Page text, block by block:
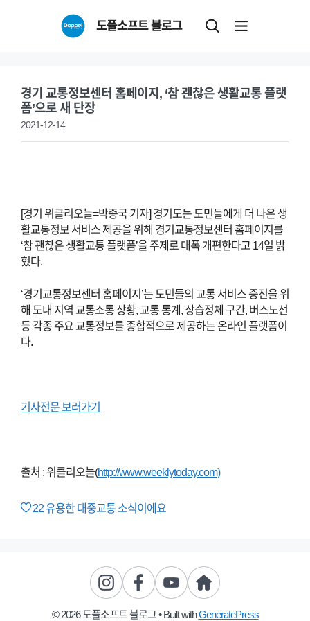
도플소프트 블로그
경기 교통정보센터 홈페이지, ‘참 괜찮은 생활교통 플랫
폼’으로 새 단장
2021-12-14
[경기 위클리오늘=박종국 기자] 경기도는 도민들에게 더 나은 생
활교통정보 서비스 제공을 위해 경기교통정보센터 홈페이지를
‘참 괜찮은 생활교통 플랫폼’을 주제로 대폭 개편한다고 14일 밝
혔다.
‘경기교통정보센터 홈페이지’는 도민들의 교통 서비스 증진을 위
해 도내 지역 교통소통 상황, 교통 통계, 상습정체 구간, 버스노선
등 각종 주요 교통정보를 종합적으로 제공하는 온라인 플랫폼이
다.
기사전문 보러가기
출처 : 위클리오늘(http://www.weeklytoday.com)
22유용한 대중교통 소식이에요
© 2026 도플소프트 블로그• Built withGeneratePress